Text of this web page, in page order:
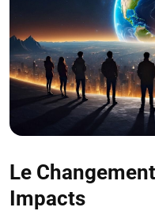
Le
Impacts